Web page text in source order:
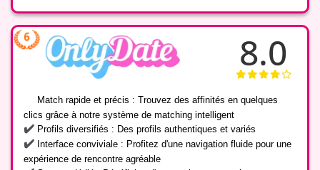
8.0
Match rapide et précis : Trouvez des affinités en quelques
clics grâce à notre système de matching intelligent
✔️ Profils diversifiés : Des profils authentiques et variés
✔️ Interface conviviale : Profitez d'une navigation fluide pour une
expérience de rencontre agréable